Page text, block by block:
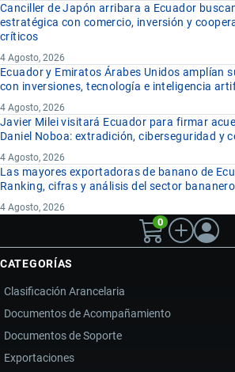
Canciller de Japón arribara a Ecuador
estratégica con comercio, inversión y
críticos
4 Agosto, 2026
Ecuador y Emiratos Árabes Unidos amplían
con inversiones, tecnología e inteligencia
4 Agosto, 2026
Javier Milei visitará Ecuador para firmar
Daniel Noboa: extradición, ciberseguridad y
4 Agosto, 2026
Las mayores exportadoras de banano de
Ranking, cifras y análisis del sector bananero
4 Agosto, 2026
0
CATEGORÍAS
Clasificación Arancelaria
Documentos de Acompañamiento
Documentos de Soporte
Exportaciones